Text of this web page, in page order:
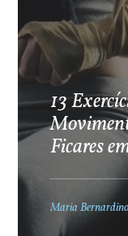
13
Ficares
Maria Bernardino